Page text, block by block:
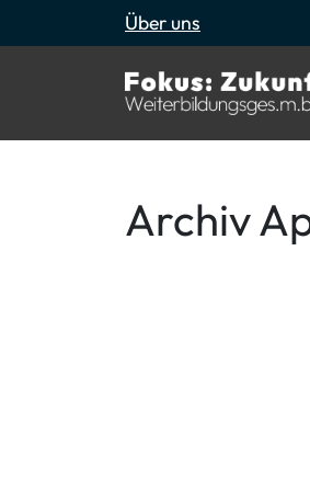
Über uns
Archiv